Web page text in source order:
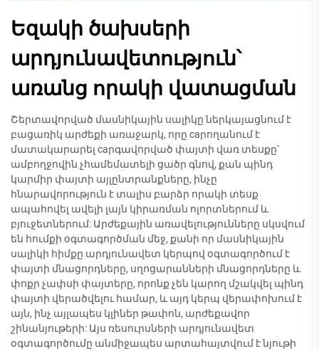
Եզակի ծախսերի
արդյունավետություն՝
առանց որակի վատացման
Շերտավորված մասնիկային սալիկը ներկայացնում է
բացառիկ արժեքի առաջարկ, որը caրողանում է
մատակարարել caրգավորված փայտի վառ տեսքը՝
ամբողջովին չհամեմատելի ցածր գնով, քան պինդ
կարմիր փայտի այլընտրանքները, ինչը
հնարավորություն է տալիս բարձր որակի տեսք
ապահովել ավելի լայն կիրառման ոլորտներում և
բյուջետներում: Արժեքային առավելությունները սկսվում
են հումքի օգտագործման մեջ, քանի որ մասնիկային
սալիկի հիմքը արդյունավետ կերպով օգտագործում է
փայտի մնացորդները, սղոցարանների մնացորդները և
փոքր չափսի փայտերը, որոնք չեն կարող մշակվել պինդ
փայտի վերածվելու համար, և այդ կերպ վերափոխում է
այն, ինչ այլապես կլիներ թափոն, արժեքավոր
շինանյութերի: Այս ռեսուրսների արդյունավետ
օգտագործումը անմիջապես արտահայտվում է նյութի